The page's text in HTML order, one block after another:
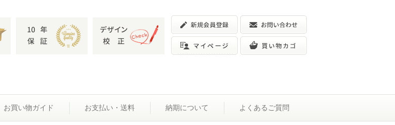
お買い物ガイド お支払い・送料 納期について よくあるご質問